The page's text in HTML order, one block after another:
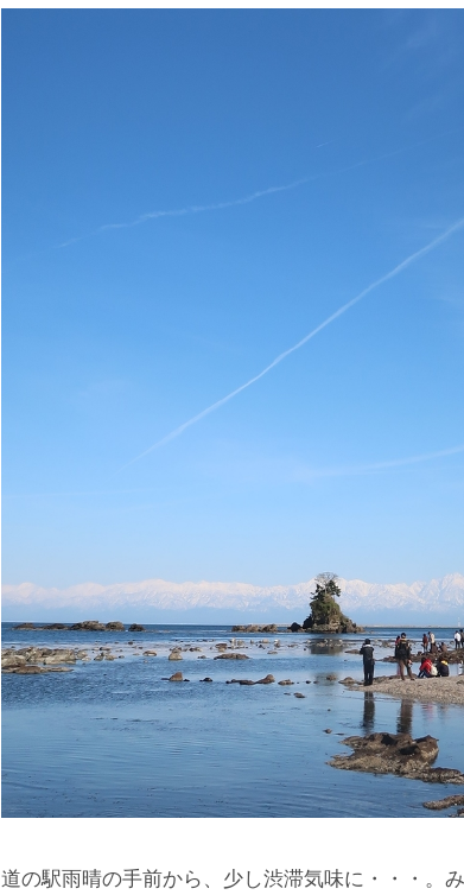
道の駅雨晴の手前から、少し渋滞気味に・・・。